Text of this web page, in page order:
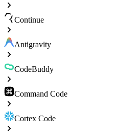
Continue
Antigravity
CodeBuddy
Command Code
Cortex Code